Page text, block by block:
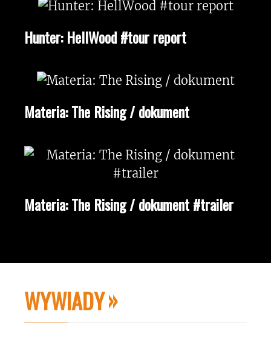
Hunter: HellWood #tour report
Materia: The Rising / dokument
Materia: The Rising / dokument #trailer
WYWIADY